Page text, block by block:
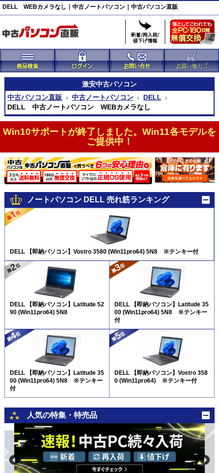
DELL WEBカメラなし｜中古ノートパソコン｜中古パソコン直販
激安中古パソコン
中古パソコン直販
中古ノートパソコン
DELL
DELL 中古ノートパソコン WEBカメラなし
Win10サポートが終了しました。Win11各モデルを
ご提供中！
ノートパソコン DELL 売れ筋ランキング
DELL 【即納パソコン】Vostro 3580 (Win11pro64) 5N8 ※テンキー付
DELL 【即納パソコン】Latitude 52
90 (Win11pro64) 5N8
DELL 【即納パソコン】Latitude 35
00 (Win11pro64) 5N8 ※テンキー
付
DELL 【即納パソコン】Latitude 35
00 (Win11pro64) 5N8 ※テンキー
付
DELL 【即納パソコン】Vostro 358
0 (Win11pro64) ※テンキー付
人気の特集・特売品